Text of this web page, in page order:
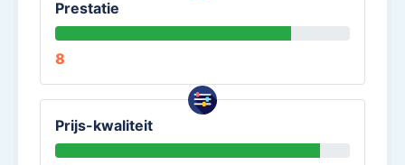
Prestatie
8
Prijs-kwaliteit